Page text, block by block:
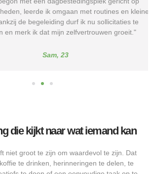
leerde ik omgaan met routines en kleine
de begeleiding durf ik nu sollicitaties te
merk ik dat mijn zelfvertrouwen groeit."
Sam, 23
die kijkt naar wat iemand kan
niet groot te zijn om waardevol te zijn. Dat
te drinken, herinneringen te delen, te